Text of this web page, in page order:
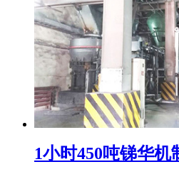
1小时450吨锑华机